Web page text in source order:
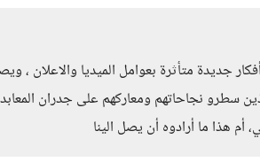
جديدة متأثرة بعوامل الميديا والاعلان ،
سطرو نجاحاتهم ومعاركهم على جدران
هذا ما أرادوه أن يصل الينا